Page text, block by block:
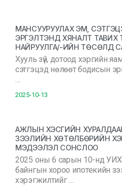
МАНСУУРУУЛАХ ЭМ,
ЭРГЭЛТЭНД ХЯНАЛТ
НАЙРУУЛГА/-ИЙН ТӨСӨЛД
Хууль зүй, дотоод хэргийн
сэтгэцэд нөлөөт бодисын
…
2025-10-13
АЖЛЫН ХЭСГИЙН
ЗЭЭЛИЙН ХӨТӨЛБӨРИЙН
МЭДЭЭЛЭЛ СОНСЛОО
2025 оны 6 сарын 10-нд
байнгын хороо ипотекийн
хэрэгжилтийг …